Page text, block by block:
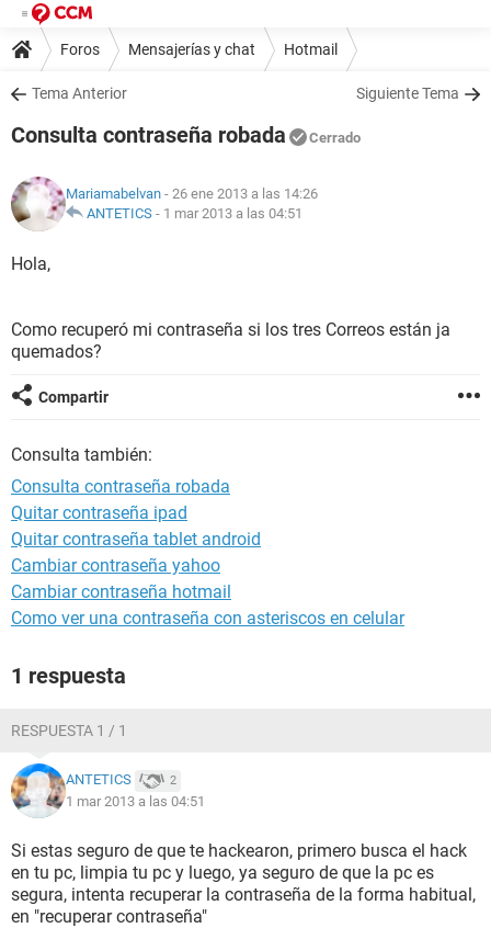
Foros Mensajerías y chat Hotmail
Tema Anterior Siguiente Tema
Consulta contraseña robada Cerrado
Mariamabelvan - 26 ene 2013 a las 14:26
ANTETICS - 1 mar 2013 a las 04:51
Hola,
Como recuperó mi contraseña si los tres Correos están ja
quemados?
Compartir
Consulta también:
Consulta contraseña robada
Quitar contraseña ipad
Quitar contraseña tablet android
Cambiar contraseña yahoo
Cambiar contraseña hotmail
Como ver una contraseña con asteriscos en celular
1 respuesta
RESPUESTA 1 / 1
ANTETICS 2
1 mar 2013 a las 04:51
Si estas seguro de que te hackearon, primero busca el hack
en tu pc, limpia tu pc y luego, ya seguro de que la pc es
segura, intenta recuperar la contraseña de la forma habitual,
en "recuperar contraseña"